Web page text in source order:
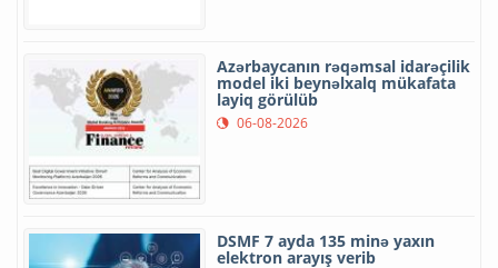
Azərbaycanın rəqəmsal idarəçilik
model iki beynəlxalq mükafata
layiq görülüb
06-08-2026
DSMF 7 ayda 135 minə yaxın
elektron arayış verib